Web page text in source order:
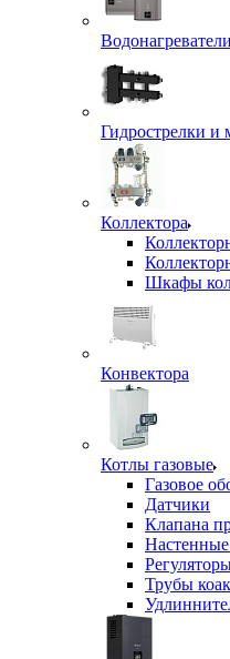
Водонагреватели
Гидрострелки и
Коллектора
Шкафы
Конвектора
Котлы газовые
Газовое
Датчики
Клапана
Трубы